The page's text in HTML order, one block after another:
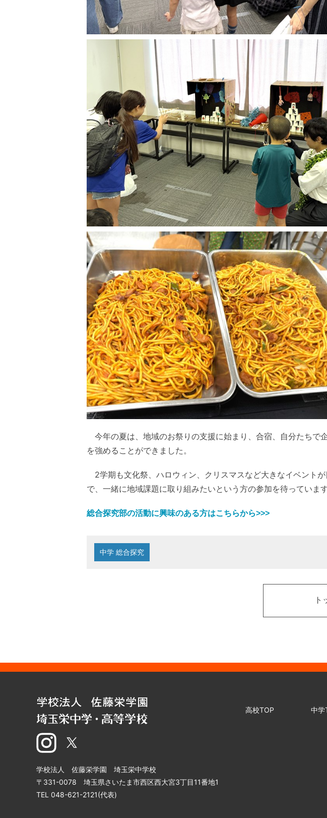
今年の夏は、地域のお祭りの支援に始まり、合宿、自分たちで
を強めることができました。
2学期も文化祭、ハロウィン、クリスマスなど大きなイベント
で、一緒に地域課題に取り組みたいという方の参加を待っています
総合探究部の活動に興味のある方はこちらから>>>
中学 総合探究
ト
学校法人 佐藤栄学園 埼玉栄中学校
〒331-0078 埼玉県さいたま市西区西大宮3丁目11番地1
TEL 048-621-2121(代表)
高校TOP 中学